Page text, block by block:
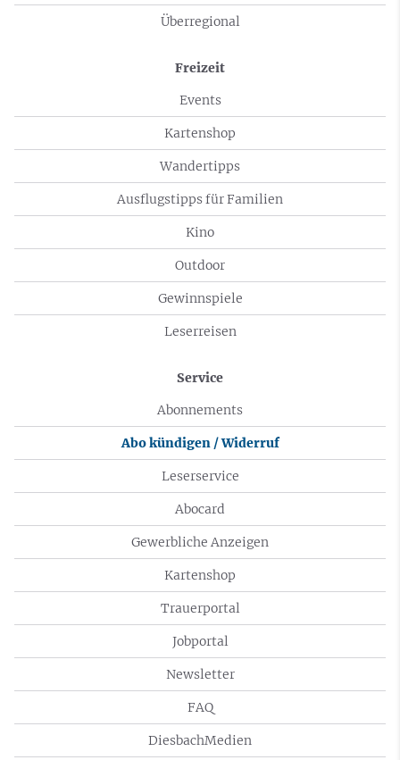
Überregional
Freizeit
Events
Kartenshop
Wandertipps
Ausflugstipps für Familien
Kino
Outdoor
Gewinnspiele
Leserreisen
Service
Abonnements
Abo kündigen / Widerruf
Leserservice
Abocard
Gewerbliche Anzeigen
Kartenshop
Trauerportal
Jobportal
Newsletter
FAQ
DiesbachMedien